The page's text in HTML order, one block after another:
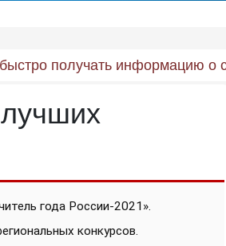
получать информацию о
года России-2021».
конкурсов.